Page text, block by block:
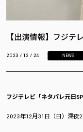
【出演情報】フジテ
2023 / 12 / 24 NEWS
フジテレビ「ネタパレ元日SP
2023年12月31日（日）深夜